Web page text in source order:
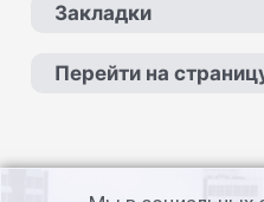
Закладки
Перейти на